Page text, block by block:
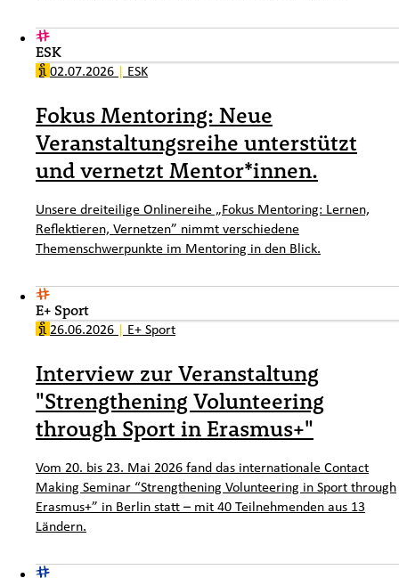
ESK
02.07.2026 | ESK
Fokus Mentoring: Neue
Veranstaltungsreihe unterstützt
und vernetzt Mentor*innen.
Unsere dreiteilige Onlinereihe „Fokus Mentoring: Lernen,
Reflektieren, Vernetzen” nimmt verschiedene
Themenschwerpunkte im Mentoring in den Blick.
E+ Sport
26.06.2026 | E+ Sport
Interview zur Veranstaltung
"Strengthening Volunteering
through Sport in Erasmus+"
Vom 20. bis 23. Mai 2026 fand das internationale Contact
Making Seminar “Strengthening Volunteering in Sport through
Erasmus+” in Berlin statt – mit 40 Teilnehmenden aus 13
Ländern.